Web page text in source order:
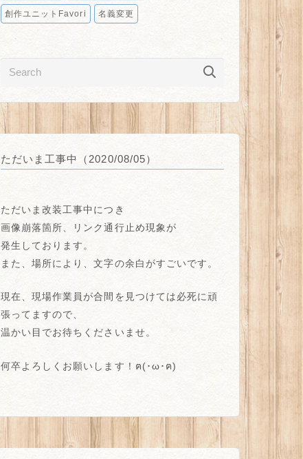
創作ユニットFavori 名義変更
ただいま工事中（2020/08/05）
ただいま改装工事中につき
画像崩落箇所、リンク通行止め現象が
発生しております。
また、場所により、文字の余白がすごいです。
現在、現場作業員が合間を見つけては必死に頑
張ってますので、
温かい目でお待ちくださいませ。
何卒よろしくお願いします！ฅ(･ω･ฅ)